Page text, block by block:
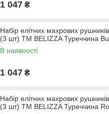
1 047 ₴
Набір елітних махрових
(3 шт) TM BELIZZA Туреччина
В наявності
1 047 ₴
Набір елітних махрових
(3 шт) TM BELIZZA Туреччина